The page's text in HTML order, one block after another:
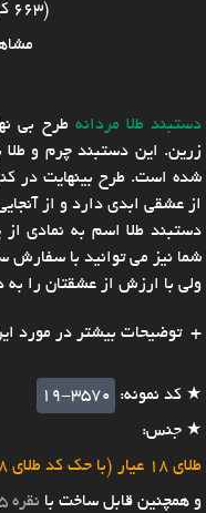
(663 کاربر امتیاز داده اند)
دستبند طلا مردانه طرح بی
شده است. طرح بینهایت در
از عشقی ابدی دارد و از
دستبند طلا اسم به نمادی
شما نیز می توانید با سفارش
ولی با ارزش از عشقتان را
توضیحات بیشتر در مورد
★ کد نمونه:
19-3570
★ جنس:
طلای 18 عیار (با حک کد طلای 18 عیار پشت کار)
و همچنین قابل ساخت با نقره 925